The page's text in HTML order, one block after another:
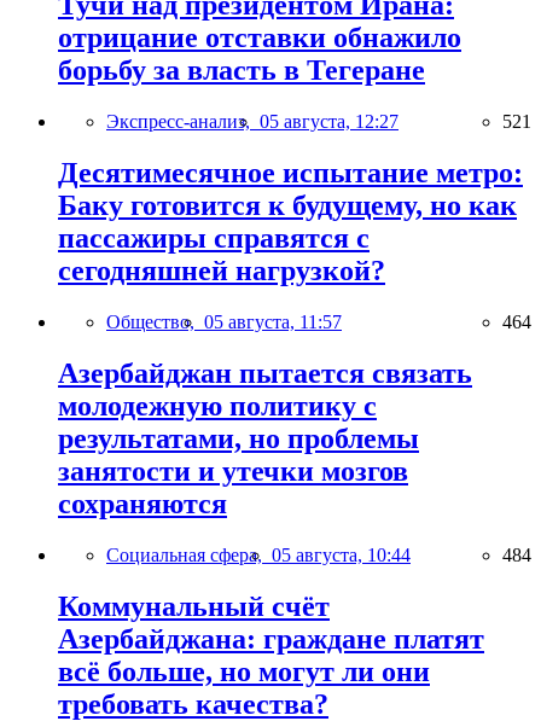
отрицание отставки обнажило
борьбу за власть в Тегеране
Экспресс-анализ, 05 августа, 12:27 521
Десятимесячное испытание метро:
Баку готовится к будущему, но как
пассажиры справятся с
сегодняшней нагрузкой?
Общество, 05 августа, 11:57 464
Азербайджан пытается связать
молодежную политику с
результатами, но проблемы
занятости и утечки мозгов
сохраняются
Социальная сфера, 05 августа, 10:44 484
Коммунальный счёт
Азербайджана: граждане платят
всё больше, но могут ли они
требовать качества?